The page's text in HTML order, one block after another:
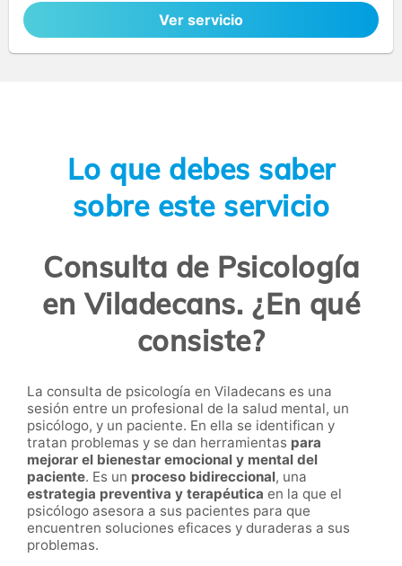
Ver servicio
Lo que debes saber
sobre este servicio
Consulta de Psicología
en Viladecans. ¿En qué
consiste?
La consulta de psicología en Viladecans es una
sesión entre un profesional de la salud mental, un
psicólogo, y un paciente. En ella se identifican y
tratan problemas y se dan herramientas para
mejorar el bienestar emocional y mental del
paciente. Es un proceso bidireccional, una
estrategia preventiva y terapéutica en la que el
psicólogo asesora a sus pacientes para que
encuentren soluciones eficaces y duraderas a sus
problemas.